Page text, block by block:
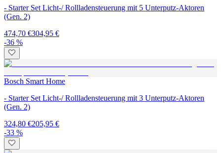
- Starter Set Licht-/ Rollladensteuerung mit 5 Unterputz-Aktoren
(Gen. 2)
474,70 €304,95 €
-36 %
Bosch Smart Home
- Starter Set Licht-/ Rollladensteuerung mit 3 Unterputz-Aktoren
(Gen. 2)
324,80 €205,95 €
-33 %